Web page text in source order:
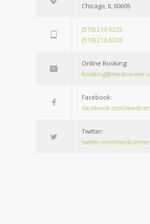
Chicago, IL 60605
(510) 210-5225
(510) 210-5226
Online Booking:
Facebook:
facebook.com/
Twitter:
twitter.com/medicenter